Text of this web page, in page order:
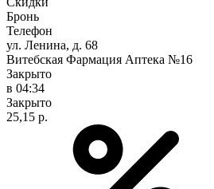
Бронь
Телефон
ул. Ленина, д. 68
Витебская Фармация Аптека №16
Закрыто
в 04:34
Закрыто
25,15 р.